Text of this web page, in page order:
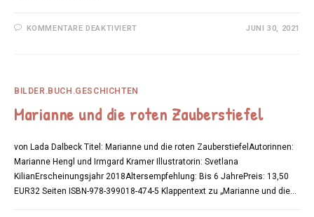
KOMMENTARE DEAKTIVIERTFÜR
JUNI 30, 2021
BILDER.BUCH.GESCHICHTEN
Marianne und die roten Zauberstiefel
von Lada Dalbeck Titel: Marianne und die roten ZauberstiefelAutorinnen:
Marianne Hengl und Irmgard Kramer Illustratorin: Svetlana
KilianErscheinungsjahr 2018Altersempfehlung: Bis 6 JahrePreis: 13,50
EUR32 Seiten ISBN-978-399018-474-5 Klappentext zu „Marianne und die…